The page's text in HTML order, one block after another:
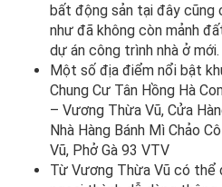
bất động sản tại đây
như đã không còn mảnh
dự án công trình nhà ở mới.
Một số địa điểm nổi bật
Chung Cư Tân Hồng Hà
– Vương Thừa Vũ, Cửa
Nhà Hàng Bánh Mì Chảo
Vũ, Phở Gà 93 VTV
Từ Vương Thừa Vũ có thể